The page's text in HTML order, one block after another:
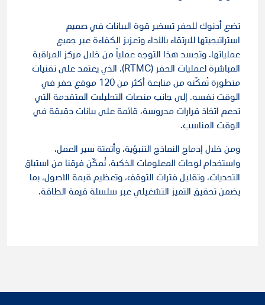
تضع أدنوك للحفر تسخير قوة البيانات في صميم
استراتيجيتها للارتقاء بالأداء وتعزيز الكفاءة عبر جميع
عملياتها. وتجسد هذا التوجه عملياً من خلال مركز المراقبة
المباشرة لعمليات الحفر (RTMC)، الذي يعتمد على تقنيات
متطورة تُمكًنه من متابعة أكثر من 120 موقع حفر في
الوقت نفسه. إلى جانب منصات التحليلات المتقدمة التي
تدعم اتخاذ قرارات مدروسة، قائمة على بيانات دقيقة في
الوقت المناسب.
ومن خلال إدماج النماذج التنبؤية، وأتمتة سير العمل،
واستخدام لوحات المعلومات الذكية، نُمكّن فرقنا من استباق
التحديات، وتقليل فترات التوقف، وتعظيم قيمة الأصول، بما
يضمن تحقيق التميز التشغيلي عبر سلسلة قيمة الطاقة.